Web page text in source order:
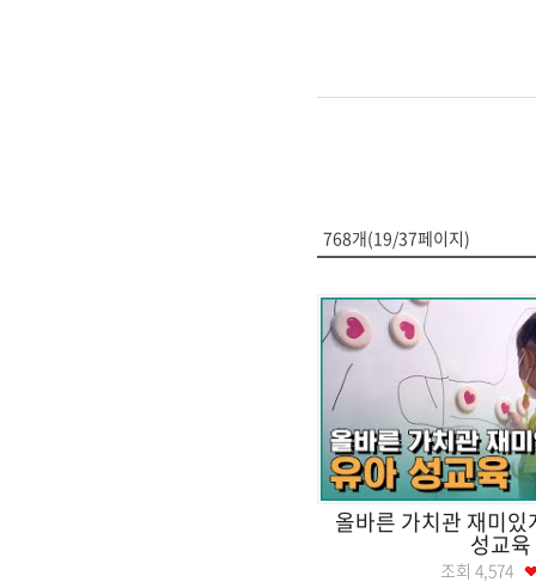
768개(19/37페이지)
올바른 가치관 재미
성교육
조회 4,574